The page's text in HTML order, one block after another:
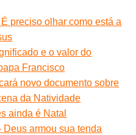
preciso olhar como está a
e o valor do
Francisco
novo documento sobre
da Natividade
ainda é Natal
Deus armou sua tenda